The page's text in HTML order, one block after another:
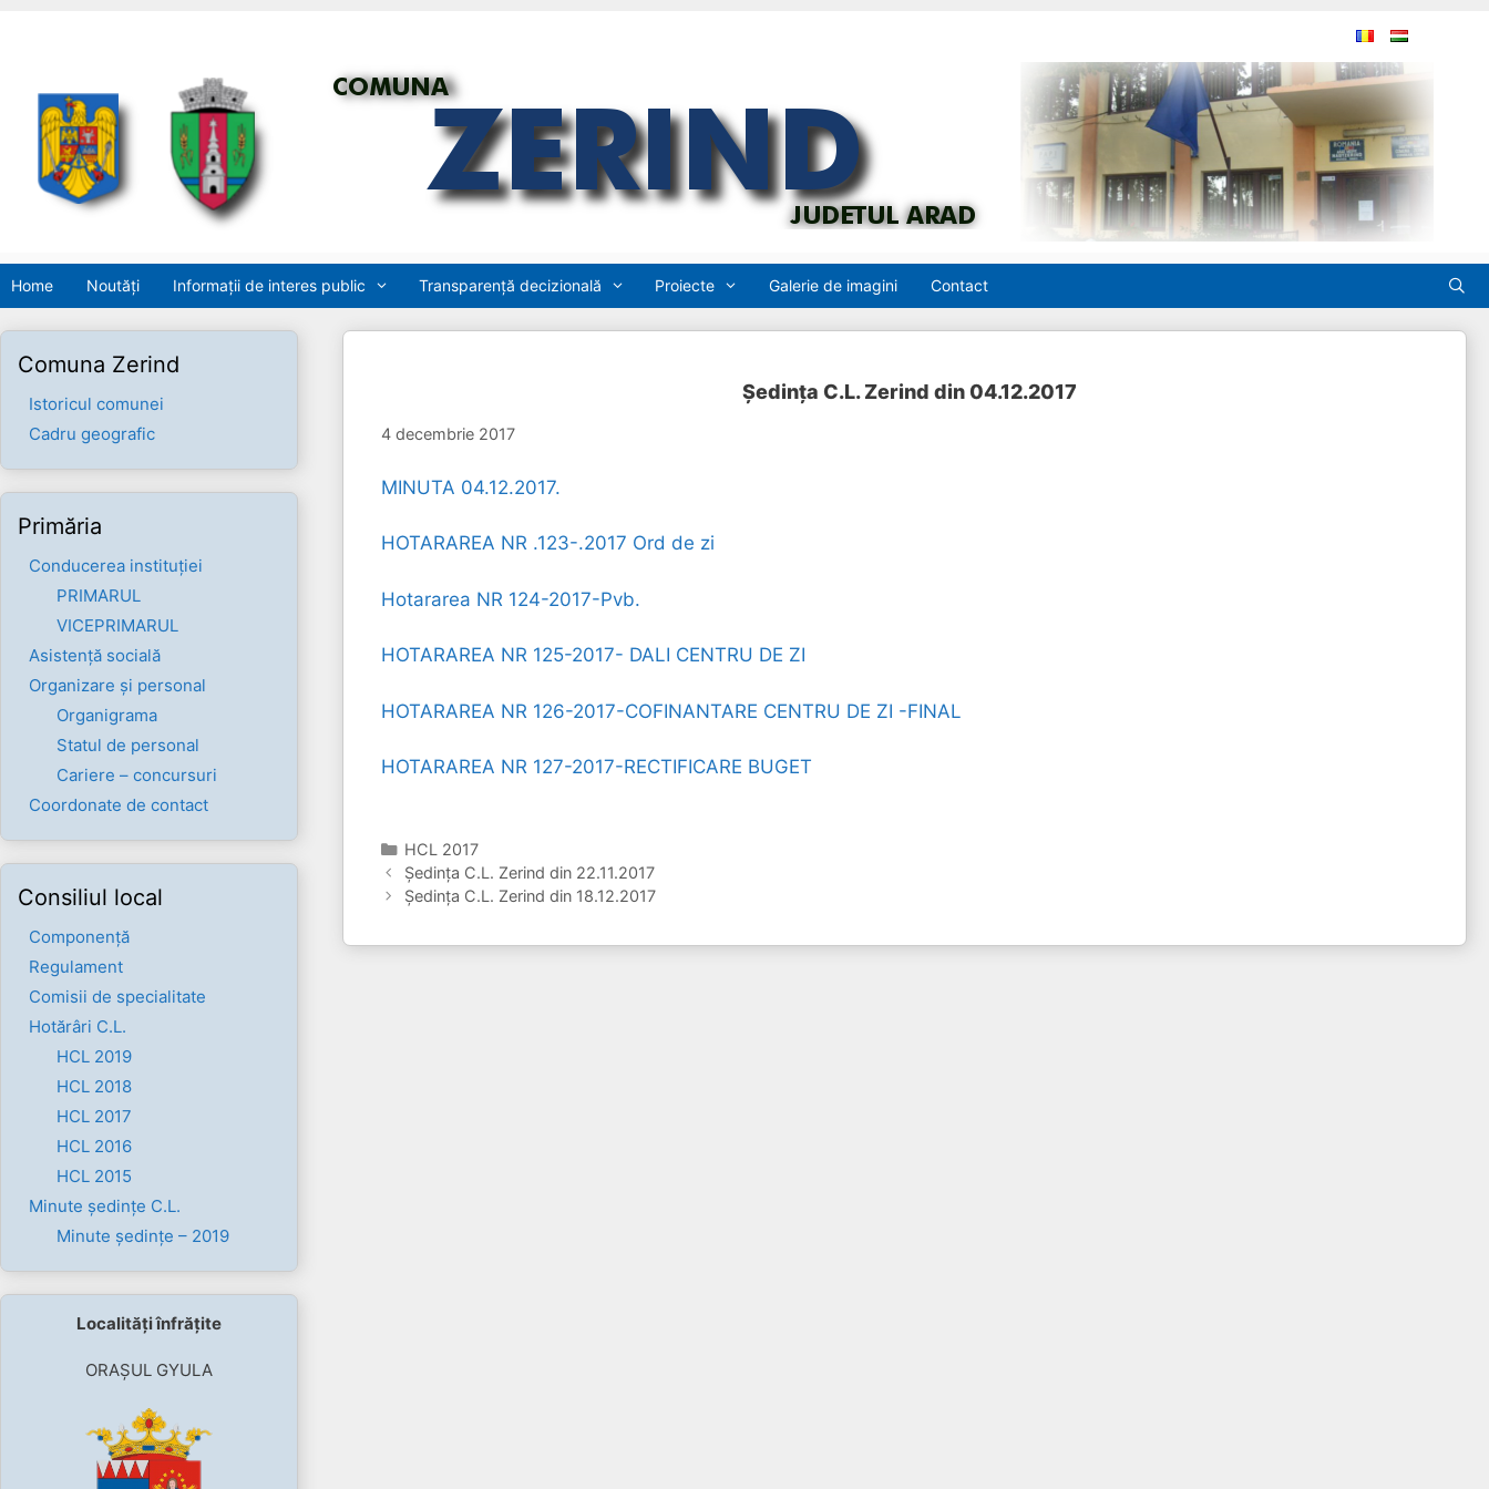
Home Noutăți Informații de interes public Transparență decizională Proiecte Galerie de imagini Contact
Ședința C.L. Zerind din 04.12.2017
4 decembrie 2017
MINUTA 04.12.2017.
HOTARAREA NR .123-.2017 Ord de zi
Hotararea NR 124-2017-Pvb.
HOTARAREA NR 125-2017- DALI CENTRU DE ZI
HOTARAREA NR 126-2017-COFINANTARE CENTRU DE ZI -FINAL
HOTARAREA NR 127-2017-RECTIFICARE BUGET
Categorii
HCL 2017
Ședința C.L. Zerind din 22.11.2017
Ședința C.L. Zerind din 18.12.2017
Comuna Zerind
Istoricul comunei
Cadru geografic
Primăria
Conducerea instituției
PRIMARUL
VICEPRIMARUL
Asistență socială
Organizare și personal
Organigrama
Statul de personal
Cariere – concursuri
Coordonate de contact
Consiliul local
Componenţă
Regulament
Comisii de specialitate
Hotărâri C.L.
HCL 2019
HCL 2018
HCL 2017
HCL 2016
HCL 2015
Minute ședințe C.L.
Minute ședințe – 2019
Localități înfrățite
ORAȘUL GYULA